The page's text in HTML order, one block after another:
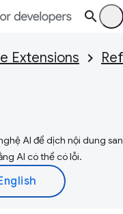
Extensions
AI để dịch nội dung
AI có thể có lỗi.